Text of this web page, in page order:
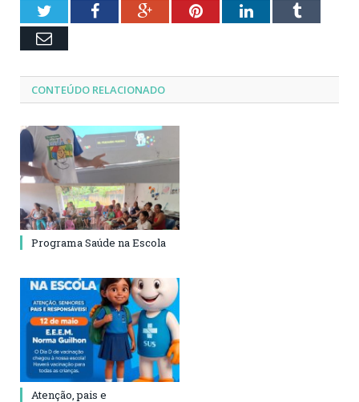
TwitterFacebookGoogle+PinterestLinkedInTumblr
Email
CONTEÚDO RELACIONADO
Programa Saúde na Escola
Atenção, pais e